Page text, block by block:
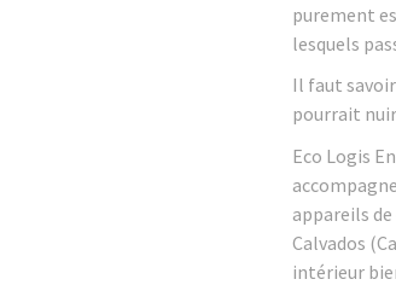
purement
lesquels
Il faut
pourrait
Eco Logis
appareils
Calvados
intérieur